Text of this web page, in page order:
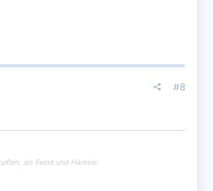
#8
als Feind und Häresie.